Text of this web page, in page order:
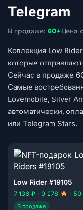
Telegram
В продаже: 60+Цена
Коллекция Low
которые
Сейчас в продаже
Самые
Lovemobile, Silver
автоматически,
или Telegram Stars.
Low Rider #19105
7 136 ₽ · 9 278 ·
В продаже